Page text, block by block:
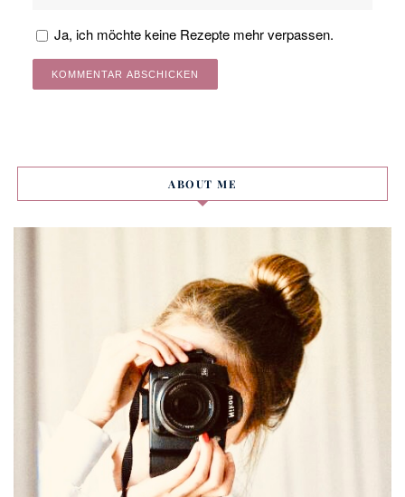
Ja, ich möchte keine Rezepte mehr verpassen.
ABOUT ME